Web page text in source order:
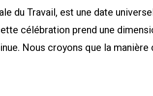
du Travail, est une date
célébration prend une
Nous croyons que la